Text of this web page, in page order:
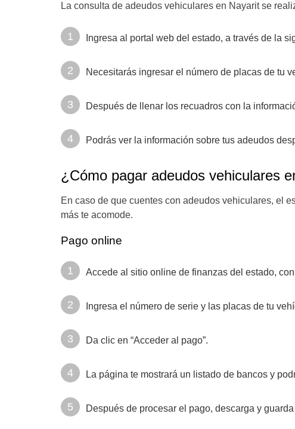
La consulta de adeudos vehiculares en Nayarit se
Ingresa al portal web del estado, a través de la
Necesitarás ingresar el número de placas de tu
Después de llenar los recuadros con la
Podrás ver la información sobre tus adeudos
¿Cómo pagar adeudos vehiculares
En caso de que cuentes con adeudos vehiculares, el
más te acomode.
Pago online
Accede al sitio online de finanzas del estado,
Ingresa el número de serie y las placas de tu
Da clic en “Acceder al pago”.
La página te mostrará un listado de bancos y
Después de procesar el pago, descarga y